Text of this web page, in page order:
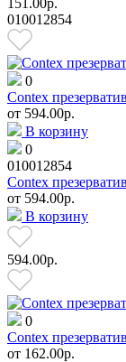
010012854
0
Contex
от 594.00р.
В корзину
0
010012854
Contex
от 594.00р.
В корзину
594.00р.
0
Contex
от 162.00р.